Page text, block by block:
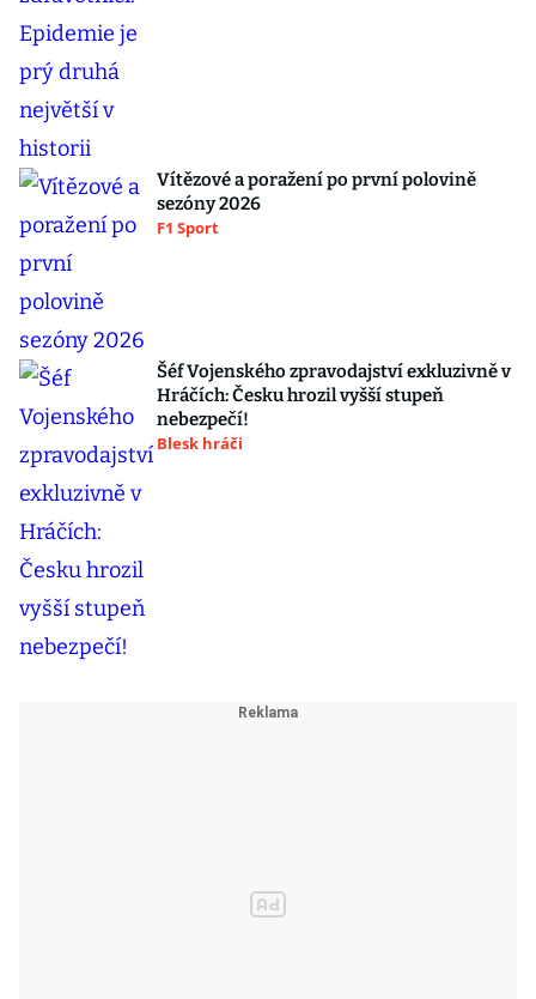
Vítězové a poražení po první polovině
sezóny 2026
F1 Sport
Šéf Vojenského zpravodajství exkluzivně v
Hráčích: Česku hrozil vyšší stupeň
nebezpečí!
Blesk hráči